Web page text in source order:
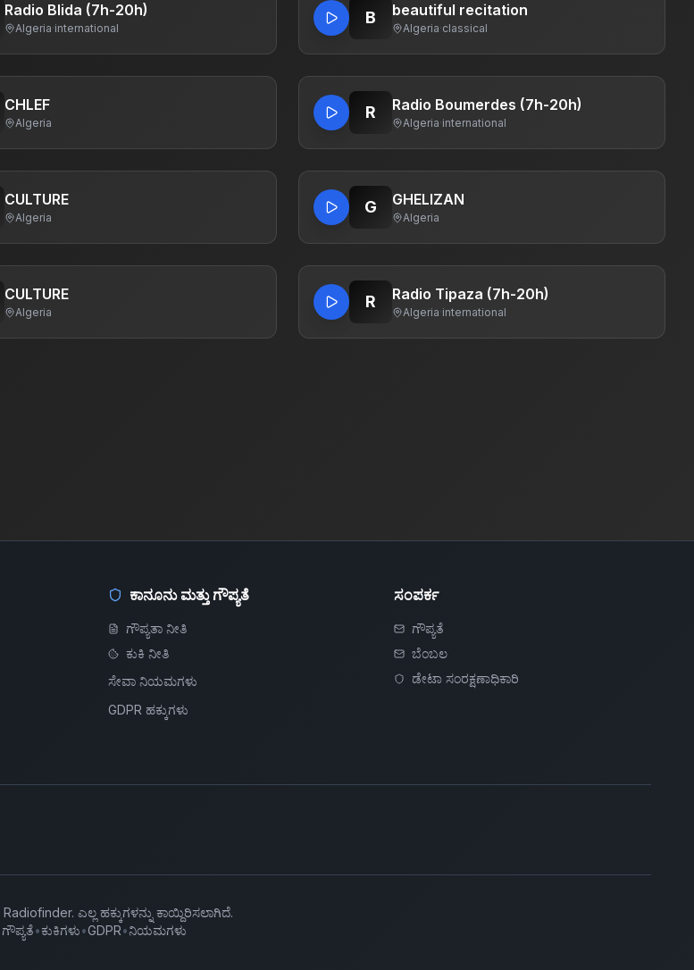
Radio Blida (7h-20h)
Algeria·international
B beautiful recitation
Algeria·classical
CHLEF
Algeria
R Radio Boumerdes (7h-20h)
Algeria·international
CULTURE
Algeria
G GHELIZAN
Algeria
CULTURE
Algeria
R Radio Tipaza (7h-20h)
Algeria·international
ಕಾನೂನು ಮತ್ತು ಗೌಪ್ಯತೆ
ಗೌಪ್ಯತಾ ನೀತಿ
ಕುಕಿ ನೀತಿ
ಸೇವಾ ನಿಯಮಗಳು
GDPR ಹಕ್ಕುಗಳು
ಸಂಪರ್ಕ
ಗೌಪ್ಯತೆ
ಬೆಂಬಲ
ಡೇಟಾ ಸಂರಕ್ಷಣಾಧಿಕಾರಿ
Radiofinder. ಎಲ್ಲ ಹಕ್ಕುಗಳನ್ನು ಕಾಯ್ದಿರಿಸಲಾಗಿದೆ.
ಗೌಪ್ಯತೆ•ಕುಕಿಗಳು•GDPR•ನಿಯಮಗಳು